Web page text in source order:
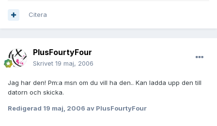
Citera
PlusFourtyFour
Skrivet 19 maj, 2006
Jag har den! Pm:a msn om du vill ha den.. Kan ladda upp den till
datorn och skicka.
Redigerad 19 maj, 2006 av PlusFourtyFour